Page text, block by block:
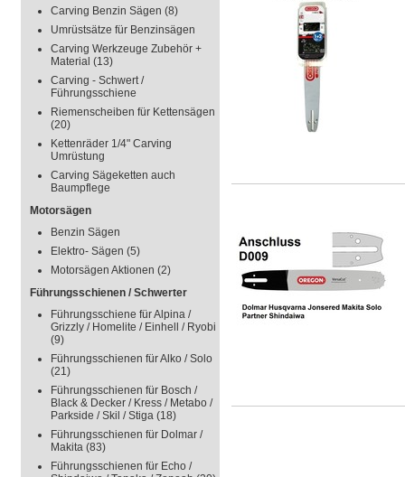
Carving Benzin Sägen (8)
Umrüstsätze für Benzinsägen
Carving Werkzeuge Zubehör +
Material (13)
Carving - Schwert /
Führungsschiene
Riemenscheiben für Kettensägen
(20)
Kettenräder 1/4" Carving
Umrüstung
Carving Sägeketten auch
Baumpflege
Motorsägen
Benzin Sägen
Elektro- Sägen (5)
Motorsägen Aktionen (2)
Führungsschienen / Schwerter
Führungsschiene für Alpina /
Grizzly / Homelite / Einhell / Ryobi
(9)
Führungsschienen für Alko / Solo
(21)
Führungsschienen für Bosch /
Black & Decker / Kress / Metabo /
Parkside / Skil / Stiga (18)
Führungsschienen für Dolmar /
Makita (83)
Führungsschienen für Echo /